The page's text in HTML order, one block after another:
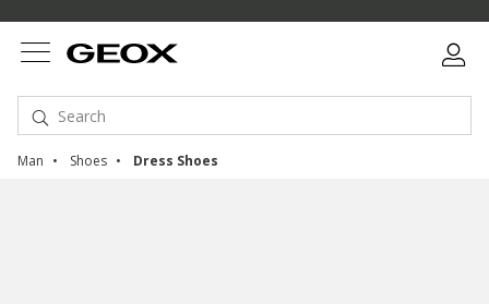
Man Shoes Dress Shoes